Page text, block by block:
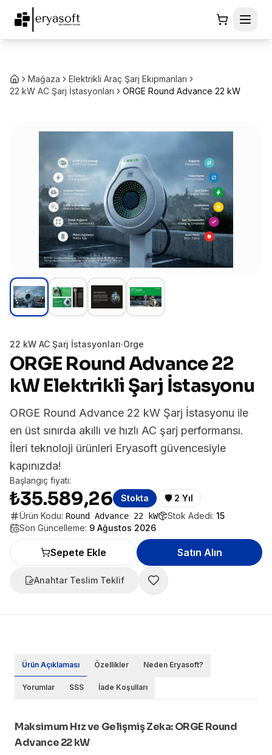
Mağaza
Elektrikli Araç Şarj Ekipmanları
22 kW AC Şarj İstasyonları
ORGE Round Advance 22 kW
22 kW AC Şarj İstasyonları·Orge
ORGE Round Advance 22
kW Elektrikli Şarj İstasyonu
ORGE Round Advance 22 kW Şarj İstasyonu ile
en üst sınırda akıllı ve hızlı AC şarj performansı.
İleri teknoloji ürünleri Eryasoft güvencesiyle
kapınızda!
Başlangıç fiyatı:
₺35.589,26 Stokta 🛡️ 2 Yıl
Ürün Kodu: Round Advance 22 kW Stok Adedi: 15
Son Güncelleme: 9 Ağustos 2026
Sepete Ekle Satın Alın
Anahtar Teslim Teklif
Ürün Açıklaması Özellikler Neden Eryasoft?
Yorumlar SSS İade Koşulları
Maksimum Hız ve Gelişmiş Zeka: ORGE Round
Advance 22 kW